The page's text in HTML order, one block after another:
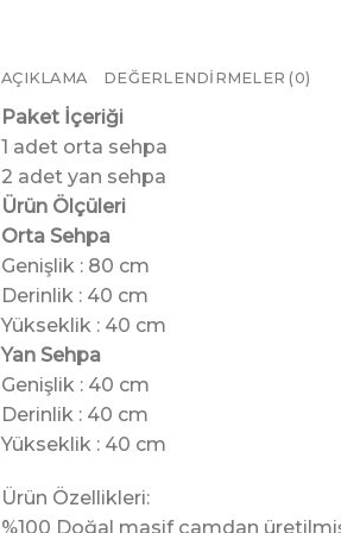
AÇIKLAMA DEĞERLENDIRMELER (0)
Paket İçeriği
1 adet orta sehpa
2 adet yan sehpa
Ürün Ölçüleri
Orta Sehpa
Genişlik : 80 cm
Derinlik : 40 cm
Yükseklik : 40 cm
Yan Sehpa
Genişlik : 40 cm
Derinlik : 40 cm
Yükseklik : 40 cm
Ürün Özellikleri:
%100 Doğal masif çamdan